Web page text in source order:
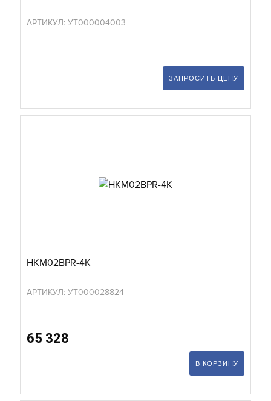
АРТИКУЛ: УТ000004003
ЗАПРОСИТЬ ЦЕНУ
HKM02BPR-4K
АРТИКУЛ: УТ000028824
65 328
В КОРЗИНУ